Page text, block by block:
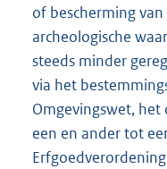
of bescherming
archeologische
steeds minder
via het
Omgevingswet, het
een en ander tot